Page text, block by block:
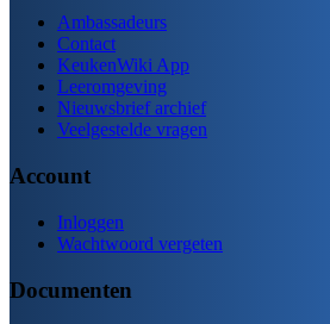
Ambassadeurs
Contact
KeukenWiki App
Leeromgeving
Nieuwsbrief archief
Veelgestelde vragen
Account
Inloggen
Wachtwoord vergeten
Documenten